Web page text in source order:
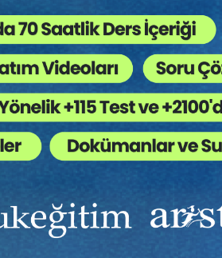
Ekibinizin hukuk bilgisini yükseltin,
Ekibinize, Hukuk Eğitim’in birbirinden
sınırsız erişim imkanı sunun.